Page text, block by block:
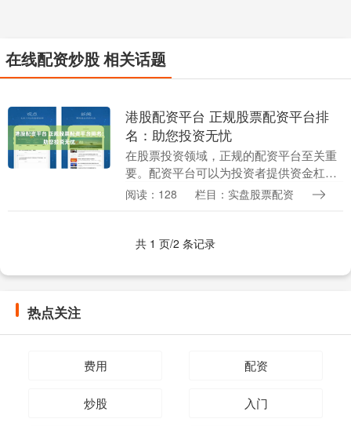
在线配资炒股 相关话题
港股配资平台 正规股票配资平台排
名：助您投资无忧
在股票投资领域，正规的配资平台至关重
要。配资平台可以为投资者提供资金杠
杆，放大投资收益，但选择不当也可能带
阅读：128 栏目：实盘股票配资
共 1 页/2 条记录
热点关注
费用 配资
炒股 入门